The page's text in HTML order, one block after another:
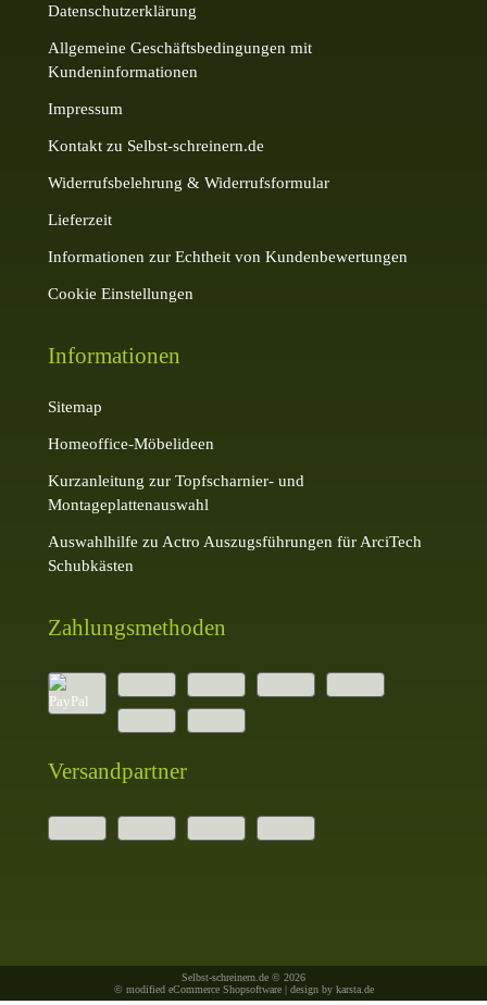
Datenschutzerklärung
Allgemeine Geschäftsbedingungen mit
Kundeninformationen
Impressum
Kontakt zu Selbst-schreinern.de
Widerrufsbelehrung & Widerrufsformular
Lieferzeit
Informationen zur Echtheit von Kundenbewertungen
Cookie Einstellungen
Informationen
Sitemap
Homeoffice-Möbelideen
Kurzanleitung zur Topfscharnier- und
Montageplattenauswahl
Auswahlhilfe zu Actro Auszugsführungen für ArciTech
Schubkästen
Zahlungsmethoden
Versandpartner
Selbst-schreinern.de © 2026
© modified eCommerce Shopsoftware | design by karsta.de